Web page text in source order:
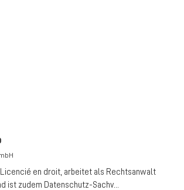
Licencié en droit, arbeitet als Rechtsanwalt
ist zudem Datenschutz-Sachv...